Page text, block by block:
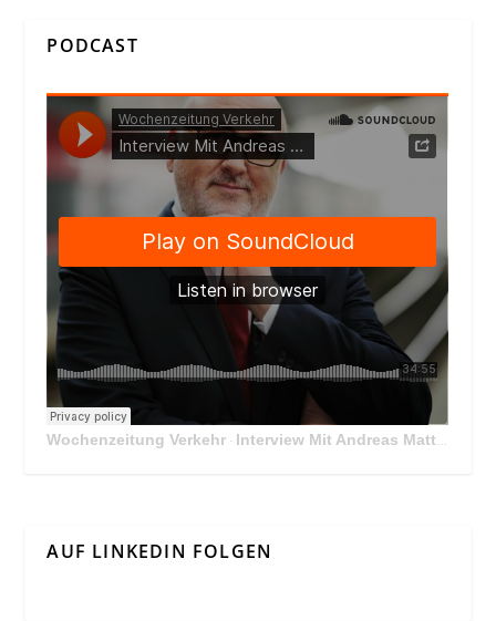
PODCAST
Wochenzeitung Verkehr · Interview Mit Andreas Matthä, CEO der ÖBB Holding
AUF LINKEDIN FOLGEN